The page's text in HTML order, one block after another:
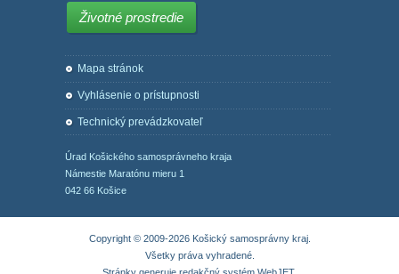
Životné prostredie
Mapa stránok
Vyhlásenie o prístupnosti
Technický prevádzkovateľ
Úrad Košického samosprávneho kraja
Námestie Maratónu mieru 1
042 66 Košice
Copyright © 2009-2026 Košický samosprávny kraj.
Všetky práva vyhradené.